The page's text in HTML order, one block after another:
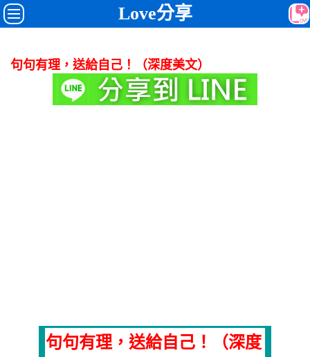
Love分享
句句有理，送給自己！（深度美文）
句句有理，送給自己！（深度